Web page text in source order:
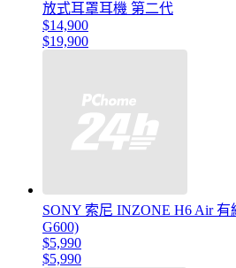
放式耳罩耳機 第二代
$14,900
$19,900
SONY 索尼 INZONE H6 Air
G600)
$5,990
$5,990